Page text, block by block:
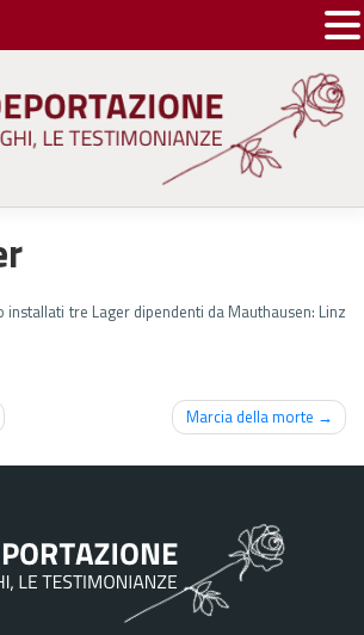
installati tre Lager dipendenti da Mauthausen: Linz
Marcia della morte